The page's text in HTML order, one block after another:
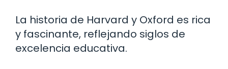
La historia de Harvard y Oxford es rica
y fascinante, reflejando siglos de
excelencia educativa.